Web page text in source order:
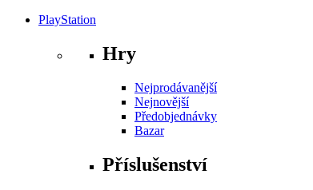
PlayStation
Hry
Nejprodávanější
Nejnovější
Předobjednávky
Bazar
Příslušenství